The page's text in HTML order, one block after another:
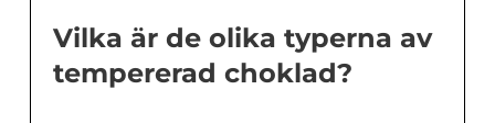
Vilka är de olika typerna av
tempererad choklad?